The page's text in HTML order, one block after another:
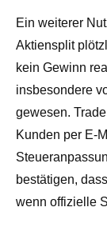
Ein weiterer
Aktiensplit
kein Gewinn
insbesondere
gewesen.
Kunden per E-
bestätigen,
wenn offizielle